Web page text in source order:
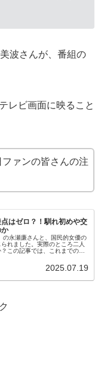
波さんが、番組の
レビ画面に映ること
ァンの皆さんの注
はゼロ？！馴れ初めや交
か
永瀬廉さんと、国民的女優の
れました。実際のところ二人
この記事では、これまでの共
2025.07.19